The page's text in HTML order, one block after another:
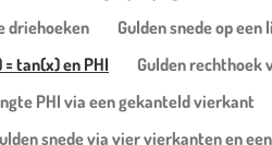
driehoeken
Gulden snede op
= tan(x) en PHI Gulden rechthoek
PHI via een gekanteld vierkant
snede via vier vierkanten en